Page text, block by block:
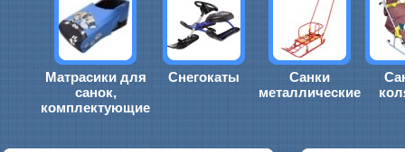
Матрасики для
санок,
комплектующие
Снегокаты
Санки
металлические